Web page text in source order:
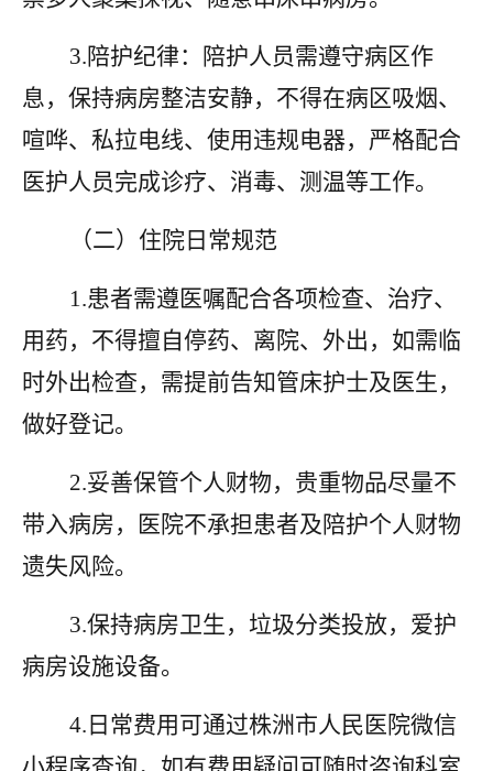
3.陪护纪律：陪护人员需遵守病区作
息，保持病房整洁安静，不得在病区吸烟、
喧哗、私拉电线、使用违规电器，严格配合
医护人员完成诊疗、消毒、测温等工作。
（二）住院日常规范
1.患者需遵医嘱配合各项检查、治疗、
用药，不得擅自停药、离院、外出，如需临
时外出检查，需提前告知管床护士及医生，
做好登记。
2.妥善保管个人财物，贵重物品尽量不
带入病房，医院不承担患者及陪护个人财物
遗失风险。
3.保持病房卫生，垃圾分类投放，爱护
病房设施设备。
4.日常费用可通过株洲市人民医院微信